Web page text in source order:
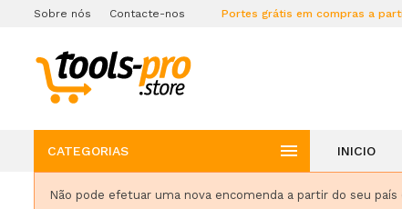
Sobre nós Contacte-nos Portes grátis em compras a
CATEGORIAS  INICIO
Não pode efetuar uma nova encomenda a partir do seu